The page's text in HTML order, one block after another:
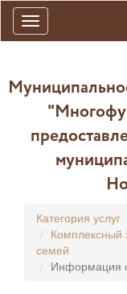
Toggle
navigation
Категория услуг
Комплексный
семей
Информация